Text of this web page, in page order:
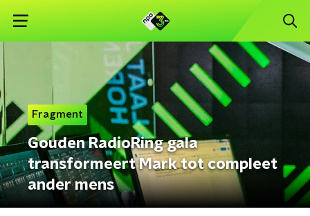
Fragment
Gouden RadioRing gala
transformeert Mark tot compleet
ander mens